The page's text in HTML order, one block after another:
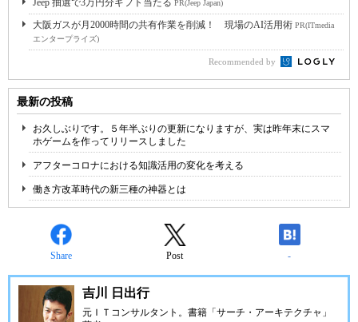
Jeep 抽選で3万円分ギフト当たる PR(Jeep Japan)
大阪ガスが月2000時間の共有作業を削減！ 現場のAI活用術 PR(ITmedia
エンタープライズ)
Recommended by
最新の投稿
お久しぶりです。５年半ぶりの更新になりますが、実は昨年末にスマ
ホゲームを作ってリリースしました
アフターコロナにおける知識活用の変化を考える
働き方改革時代の新三種の神器とは
Share Post -
吉川 日出行
元ＩＴコンサルタント。書籍「サーチ・アーキテクチャ」